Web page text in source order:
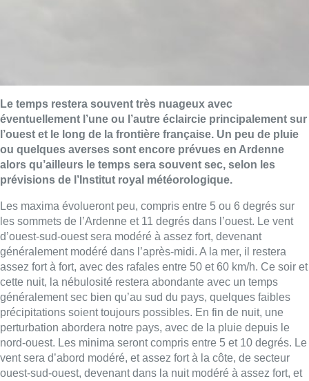
Le temps restera souvent très nuageux avec
éventuellement l’une ou l’autre éclaircie principalement sur
l’ouest et le long de la frontière française. Un peu de pluie
ou quelques averses sont encore prévues en Ardenne
alors qu’ailleurs le temps sera souvent sec, selon les
prévisions de l’Institut royal météorologique.
Les maxima évolueront peu, compris entre 5 ou 6 degrés sur
les sommets de l’Ardenne et 11 degrés dans l’ouest. Le vent
d’ouest-sud-ouest sera modéré à assez fort, devenant
généralement modéré dans l’après-midi. A la mer, il restera
assez fort à fort, avec des rafales entre 50 et 60 km/h. Ce soir et
cette nuit, la nébulosité restera abondante avec un temps
généralement sec bien qu’au sud du pays, quelques faibles
précipitations soient toujours possibles. En fin de nuit, une
perturbation abordera notre pays, avec de la pluie depuis le
nord-ouest. Les minima seront compris entre 5 et 10 degrés. Le
vent sera d’abord modéré, et assez fort à la côte, de secteur
ouest-sud-ouest, devenant dans la nuit modéré à assez fort, et